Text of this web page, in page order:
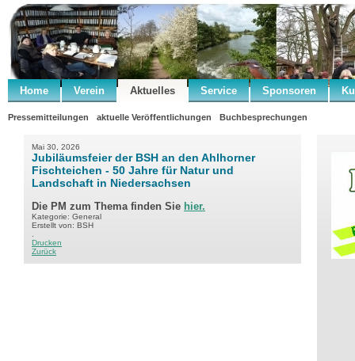
Home Verein Aktuelles Service Sponsoren
Pressemitteilungen aktuelle Veröffentlichungen Buchbesprechungen
Mai 30, 2026
Jubiläumsfeier der BSH an den Ahlhorner
Fischteichen - 50 Jahre für Natur und
Landschaft in Niedersachsen
Die PM zum Thema finden Sie hier.
Kategorie: General
Erstellt von: BSH
Drucken
Zurück